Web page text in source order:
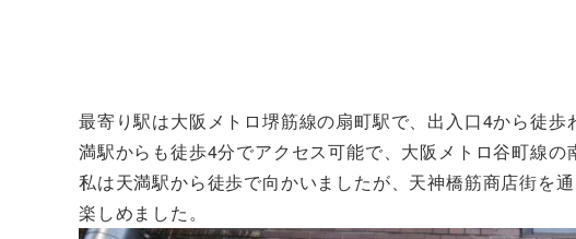
最寄り駅は大阪メトロ堺筋線の扇町駅で、出入口4から徒
満駅からも徒歩4分でアクセス可能で、大阪メトロ谷町線の
私は天満駅から徒歩で向かいましたが、天神橋筋商店街を
楽しめました。